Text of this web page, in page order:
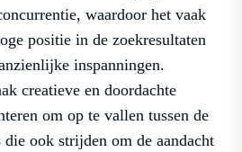
waardoor het vaak
positie in de zoekresultaten
inspanningen.
creatieve en doordachte
om op te vallen tussen de
die ook strijden om de aandacht